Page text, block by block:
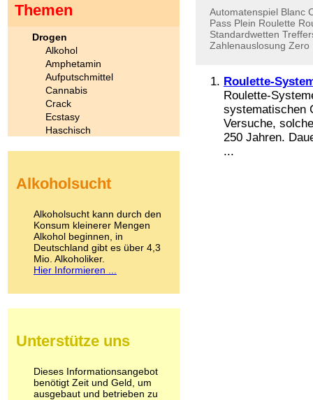
Automatenspiel Blanc
Pass Plein Roulette
Standardwetten
Zahlenauslosung Zero
Roulette-
Roulette-
systematischen
Versuche,
250 Jahren.
...
Themen
Drogen
Alkohol
Amphetamin
Aufputschmittel
Cannabis
Crack
Ecstasy
Haschisch
Kokain
LSD
Marihuana
Medikamente
Meskalin
Metamphetamin
Methadon
Pilze
Psychopharmaka
Schlafmittel
Schmerzmittel
Alkoholsucht
Alkoholsucht kann durch den
Konsum kleinerer Mengen
Alkohol beginnen, in
Deutschland gibt es über 4,3
Mio. Alkoholiker.
Hier Informieren ...
Unterstütze uns
Dieses Informationsangebot
benötigt Zeit und Geld, um
ausgebaut und betrieben zu